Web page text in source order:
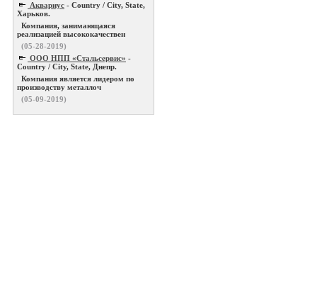
Аквариус - Country / City, State,
Харьков.
Компания, занимающаяся
реализацией высококачествен
(05-28-2019)
ООО НПП «Стальсервис» -
Country / City, State, Днепр.
Компания является лидером по
производству металлоч
(05-09-2019)